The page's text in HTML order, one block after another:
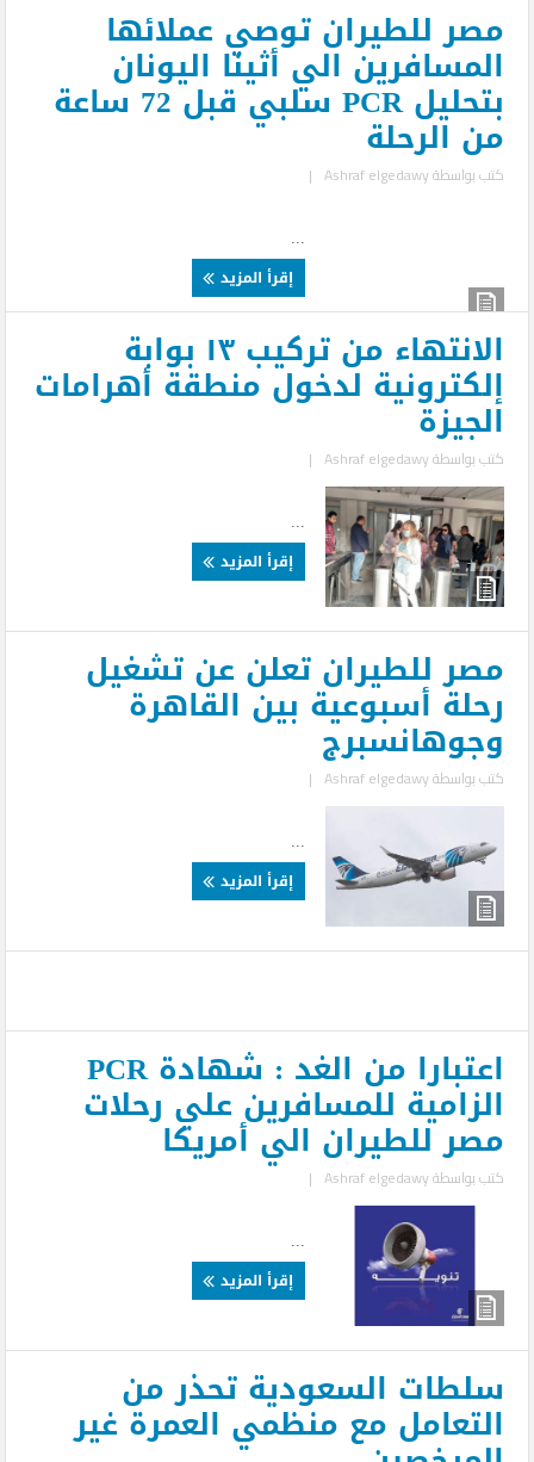
مصر للطيران توصي عملائها
المسافرين الي أثينا اليونان
بتحليل PCR سلبي قبل 72 ساعة
من الرحلة
كتب بواسطةAshraf elgedawy
|
إقرأ المزيد
الانتهاء من تركيب ١٣ بوابة
إلكترونية لدخول منطقة أهرامات
الجيزة
كتب بواسطةAshraf elgedawy
|
إقرأ المزيد
مصر للطيران تعلن عن تشغيل
رحلة أسبوعية بين القاهرة
وجوهانسبرج
كتب بواسطةAshraf elgedawy
|
إقرأ المزيد
اعتبارا من الغد : شهادة PCR
الزامية للمسافرين علي رحلات
مصر للطيران الي أمريكا
كتب بواسطةAshraf elgedawy
|
إقرأ المزيد
سلطات السعودية تحذر من
التعامل مع منظمي العمرة غير